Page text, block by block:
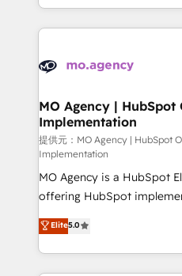
certifications, we are part
services are offered in both
in high-impact CRM and
onboarding from
WordPress and legacy
architectures that
performance. - Multi-object CRM migration, cleanup,
and implementation. - Pre-
integrations across your
object setup, CMS builds,
- Dashboards, lifecycle
nurturing sequences. -
Marketing, Sales,
Ongoing optimization,
MO Agency | HubSpot
Implementation
提供元：MO Agency | HubSpot
Implementation
MO Agency is a HubSpot
offering HubSpot
automation, CRM and
paid media, content
search optimisation), and
WordPress development. We work with enterprise
Elite5.0